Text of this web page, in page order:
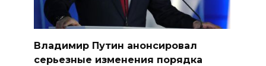
Владимир Путин анонсировал
серьезные изменения порядка